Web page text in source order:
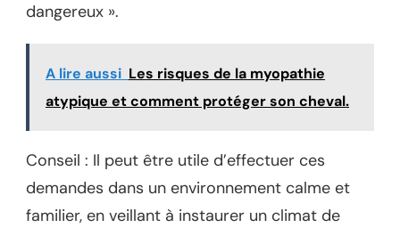
dangereux ».
A lire aussi Les risques de la myopathie
atypique et comment protéger son cheval.
Conseil : Il peut être utile d’effectuer ces
demandes dans un environnement calme et
familier, en veillant à instaurer un climat de